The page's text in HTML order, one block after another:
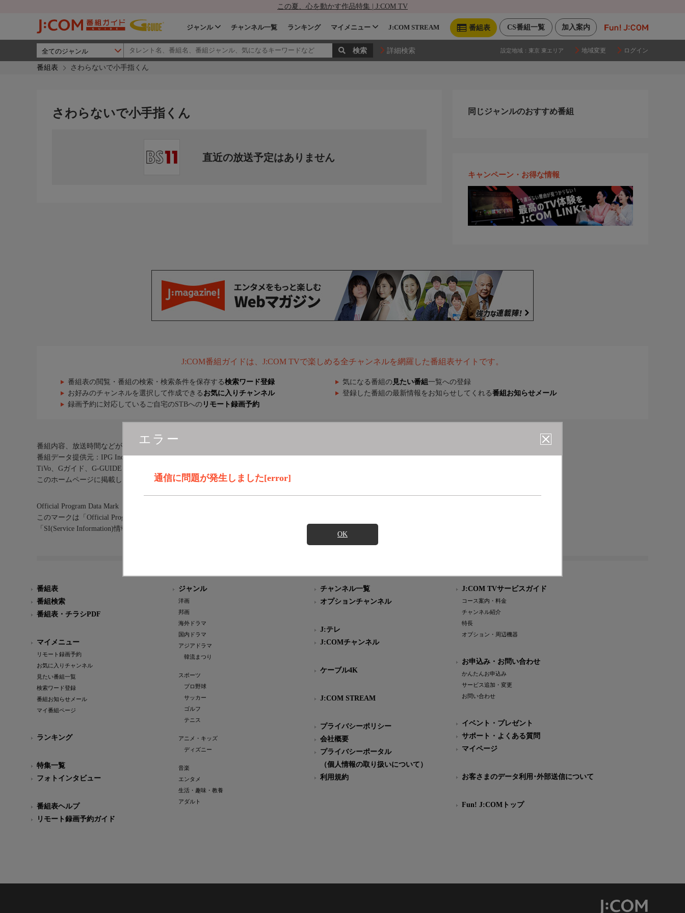
この夏、心を動かす作品特集 | J:COM TV
加入案内
CS番組一覧
番組表
ジャンル チャンネル一覧 ランキング マイメニュー J:COM STREAM
詳細検索 設定地域： 東京 東エリア 地域変更 ログイン
番組表 さわらないで小手指くん
エラー
通信に問題が発生しました[error]
OK
さわらないで小手指くん
直近の放送予定はありません
同じジャンルのおすすめ番組
キャンペーン・お得な情報
J:COM番組ガイドは、J:COM TVで楽しめる全チャンネルを網羅した番組表サイトです。
番組表の閲覧・番組の検索・検索条件を保存する検索ワード登録 気になる番組の 見たい番組 一覧への登録
お好みのチャンネルを選択して作成できる お気に入りチャンネル 登録した番組の最新情報をお知らせしてくれる番組お知らせメール
録画予約に対応しているご自宅のSTBへの リモート録画予約
番組内容、放送時間などが実際の放送内容と異なる場合がございます。
番組データ提供元：IPG Inc.
TiVo、Gガイド、G-GUIDE、およびGガイドロゴは、米国TiVo Brands LLCおよび／またはその関連会社の日本国内における商標または登録商標です。
このホームページに掲載している記事・写真等あらゆる素材の無断複写・転載を禁じます。
Official Program Data Mark（公式番組情報マーク）
このマークは「Official Program Data Mark」といい、テレビ番組の公式情報である
「SI(Service Information)情報」を利用したサービスにのみ表記が許されているマークです。
番組表
番組検索
番組表・チラシPDF
マイメニュー
リモート録画予約
お気に入りチャンネル
見たい番組一覧
検索ワード登録
番組お知らせメール
マイ番組ページ
ランキング
特集一覧
フォトインタビュー
番組表ヘルプ
リモート録画予約ガイド
ジャンル
洋画
邦画
海外ドラマ
国内ドラマ
アジアドラマ
韓流まつり
スポーツ
プロ野球
サッカー
ゴルフ
テニス
アニメ・キッズ
ディズニー
音楽
エンタメ
生活・趣味・教養
アダルト
チャンネル一覧
オプションチャンネル
J:テレ
J:COMチャンネル
ケーブル4K
J:COM STREAM
プライバシーポリシー
会社概要
プライバシーポータル
（個人情報の取り扱いについて）
利用規約
J:COM TVサービスガイド
コース案内・料金
チャンネル紹介
特長
オプション・周辺機器
お申込み・お問い合わせ
かんたんお申込み
サービス追加・変更
お問い合わせ
イベント・プレゼント
サポート・よくある質問
マイページ
お客さまのデータ利用･外部送信について
Fun! J:COMトップ